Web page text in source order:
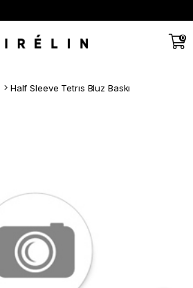
0
Half Sleeve Tetrıs Bluz Baskı